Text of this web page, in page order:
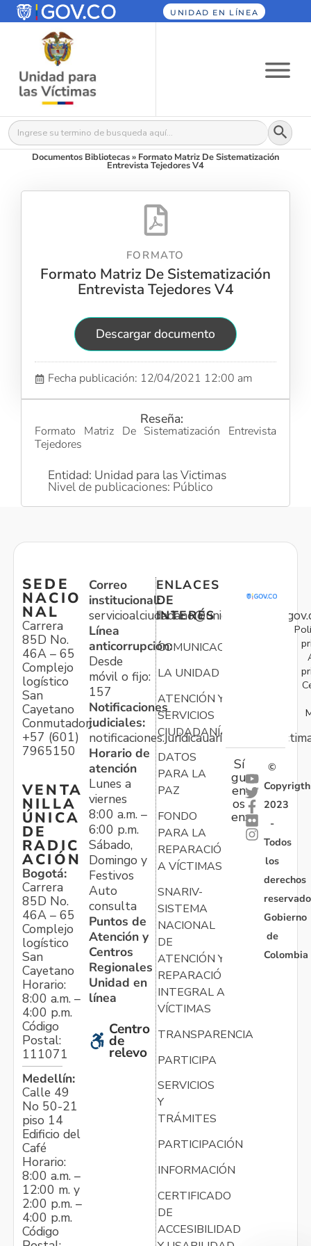
UNIDAD EN LÍNEA
Buscar: Botón
Documentos Bibliotecas» Formato Matriz De Sistematización
Entrevista Tejedores V4
FORMATO
Formato Matriz De Sistematización
Entrevista Tejedores V4
Descargar documento
Fecha publicación: 12/04/2021 12:00 am
Reseña:
Formato Matriz De Sistematización Entrevista
Tejedores
Entidad: Unidad para las Victimas
Nivel de publicaciones: Público
SEDE
NACIO
NAL
Carrera
85D No.
46A – 65
Complejo
logístico
San
Cayetano
Conmutador:
+57 (601)
7965150
VENTA
NILLA
ÚNICA
DE
RADIC
ACIÓN
Bogotá:
Carrera
85D No.
46A – 65
Complejo
logístico
San
Cayetano
Horario:
8:00 a.m. –
4:00 p.m.
Código
Postal:
111071
Medellín:
Calle 49
No 50-21
piso 14
Edificio del
Café
Horario:
8:00 a.m. –
12:00 m. y
2:00 p.m. –
4:00 p.m.
Código
Correo
institucional:
Línea
anticorrupción:
Desde
móvil o fijo:
157
Notificaciones
judiciales:
Horario de
atención
Lunes a
viernes
8:00 a.m. –
6:00 p.m.
Sábado,
Domingo y
Festivos
Auto
consulta
Puntos de
Atención y
Centros
Regionales
Unidad en
línea
Centro
de
relevo
ENLACES
DE
INTERÉS
COMUNICACIONES
LA UNIDAD
ATENCIÓN Y
SERVICIOS
CIUDADANÍA
DATOS
PARA LA
PAZ
FONDO
PARA LA
REPARACIÓN
A VÍCTIMAS
SNARIV-
SISTEMA
NACIONAL
DE
ATENCIÓN Y
REPARACIÓN
INTEGRAL A
VÍCTIMAS
TRANSPARENCIA
PARTICIPA
SERVICIOS
Y
TRÁMITES
PARTICIPACIÓN
INFORMACIÓN
CERTIFICADO
DE
ACCESIBILIDAD
Sí
gu
en
os
en:
©
Copyrigth
2023
-
Todos
los
derechos
Gobierno
de
Colombia